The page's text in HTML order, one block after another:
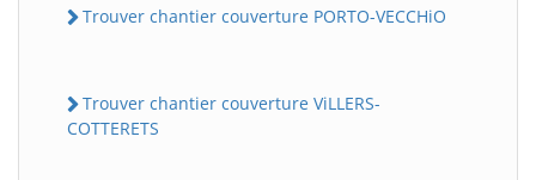
Trouver chantier couverture PORTO-VECCHiO
Trouver chantier couverture ViLLERS-
COTTERETS